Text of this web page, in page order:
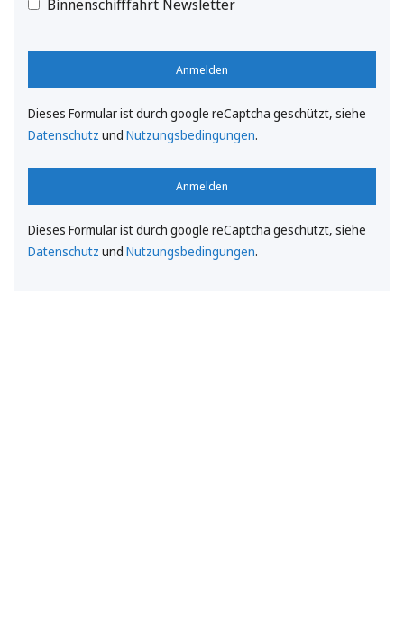
Binnenschifffahrt Newsletter
Anmelden
Dieses Formular ist durch google reCaptcha geschützt, siehe
Datenschutz und Nutzungsbedingungen.
Anmelden
Dieses Formular ist durch google reCaptcha geschützt, siehe
Datenschutz und Nutzungsbedingungen.